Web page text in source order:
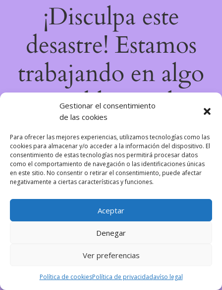
Gestionar el consentimiento
de las cookies
Para ofrecer las mejores experiencias, utilizamos tecnologías como las
cookies para almacenar y/o acceder a la información del dispositivo. El
consentimiento de estas tecnologías nos permitirá procesar datos
como el comportamiento de navegación o las identificaciones únicas
en este sitio. No consentir o retirar el consentimiento, puede afectar
negativamente a ciertas características y funciones.
Aceptar
Denegar
Ver preferencias
Política de cookiesPolítica de privacidadavíso legal
¡Disculpa este
desastre! Estamos
trabajando en algo
increíble, ¡vuelve
pronto!